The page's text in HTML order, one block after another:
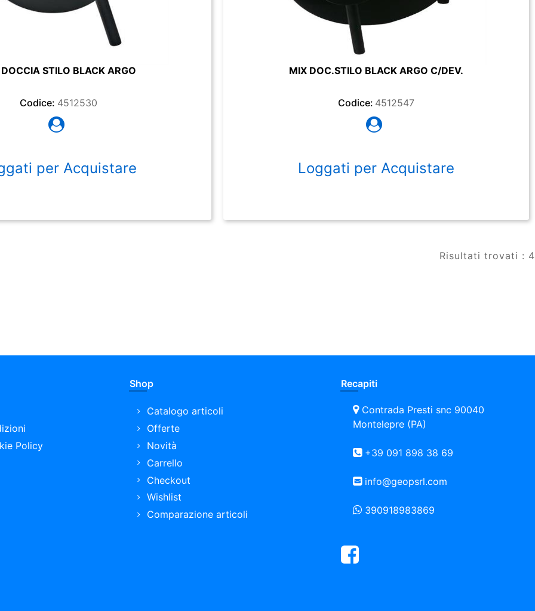
STILO BLACK ARGO
Codice: 4512530
per Acquistare
MIX DOC.STILO BLACK ARGO C/DEV.
Codice: 4512547
Loggati per Acquistare
Risultati trovati : 4
Policy
Shop
Catalogo articoli
Offerte
Novità
Carrello
Checkout
Wishlist
Comparazione articoli
Recapiti
Contrada Presti snc 90040
Montelepre (PA)
+39 091 898 38 69
info@geopsrl.com
390918983869
Facebook